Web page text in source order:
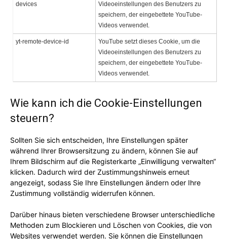
devices
Videoeinstellungen des Benutzers zu
speichern, der eingebettete YouTube-
Videos verwendet.
yt-remote-device-id
YouTube setzt dieses Cookie, um die
Videoeinstellungen des Benutzers zu
speichern, der eingebettete YouTube-
Videos verwendet.
Wie kann ich die Cookie-Einstellungen
steuern?
Sollten Sie sich entscheiden, Ihre Einstellungen später
während Ihrer Browsersitzung zu ändern, können Sie auf
Ihrem Bildschirm auf die Registerkarte „Einwilligung verwalten“
klicken. Dadurch wird der Zustimmungshinweis erneut
angezeigt, sodass Sie Ihre Einstellungen ändern oder Ihre
Zustimmung vollständig widerrufen können.
Darüber hinaus bieten verschiedene Browser unterschiedliche
Methoden zum Blockieren und Löschen von Cookies, die von
Websites verwendet werden. Sie können die Einstellungen